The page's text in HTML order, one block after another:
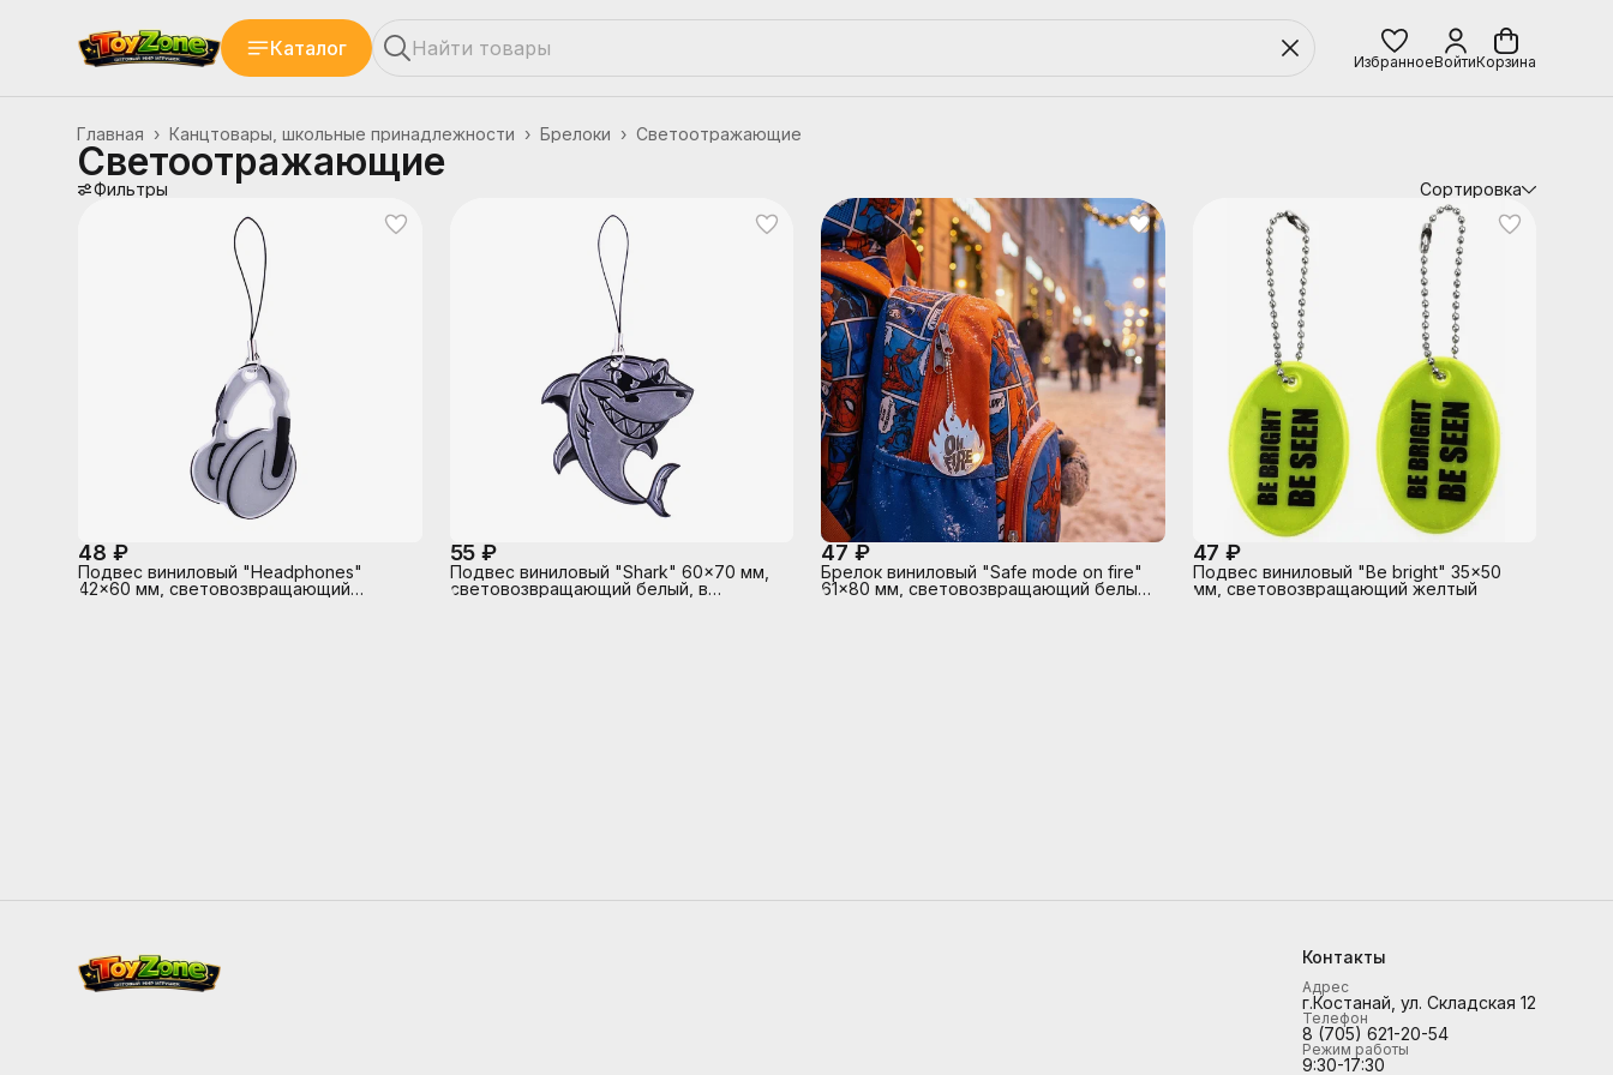
Каталог
ИзбранноеВойтиКорзина
Светоотражающие
Брелоки ›
Канцтовары, школьные принадлежности ›
Главная ›
Светоотражающие
Фильтры Сортировка
48 ₽
Подвес виниловый "Headphones"
42x60 мм, световозвращающий
55 ₽
Подвес виниловый "Shark" 60x70 мм,
световозвращающий белый, в
47 ₽
Брелок виниловый "Safe mode on fire"
61x80 мм, световозвращающий белый,
47 ₽
Подвес виниловый "Be bright" 35x50
мм, световозвращающий желтый
Контакты
Адрес
г.Костанай, ул. Складская 12
Телефон
8 (705) 621-20-54
Режим работы
9:30-17:30